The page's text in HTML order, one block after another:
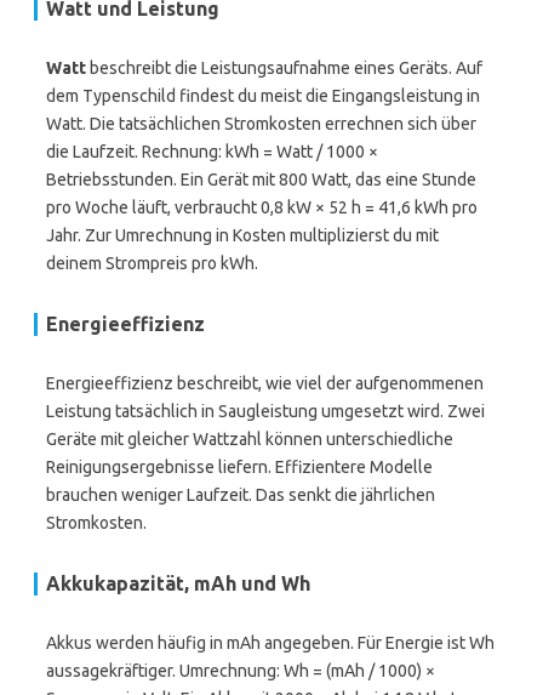
Watt und Leistung
Watt beschreibt die Leistungsaufnahme eines Geräts. Auf
dem Typenschild findest du meist die Eingangsleistung in
Watt. Die tatsächlichen Stromkosten errechnen sich über
die Laufzeit. Rechnung: kWh = Watt / 1000 ×
Betriebsstunden. Ein Gerät mit 800 Watt, das eine Stunde
pro Woche läuft, verbraucht 0,8 kW × 52 h = 41,6 kWh pro
Jahr. Zur Umrechnung in Kosten multiplizierst du mit
deinem Strompreis pro kWh.
Energieeffizienz
Energieeffizienz beschreibt, wie viel der aufgenommenen
Leistung tatsächlich in Saugleistung umgesetzt wird. Zwei
Geräte mit gleicher Wattzahl können unterschiedliche
Reinigungsergebnisse liefern. Effizientere Modelle
brauchen weniger Laufzeit. Das senkt die jährlichen
Stromkosten.
Akkukapazität, mAh und Wh
Akkus werden häufig in mAh angegeben. Für Energie ist Wh
aussagekräftiger. Umrechnung: Wh = (mAh / 1000) ×